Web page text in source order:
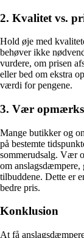
2. Kvalitet vs.
Hold øje med
behøver ikke
vurdere, om prisen
eller bed om ekstra
værdi for pengene.
3. Vær
Mange butikker og
på bestemte
sommerudsalg. Vær
om
tilbuddene. Dette er
bedre pris.
Konklusion
At få